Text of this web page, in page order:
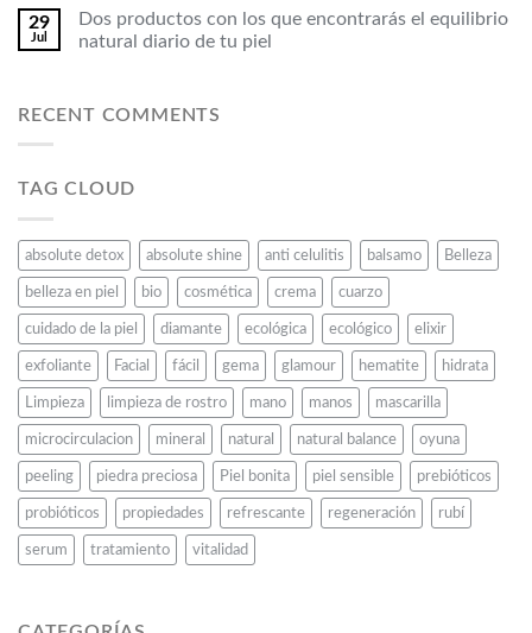
29
Jul
Dos productos con los que encontrarás el equilibrio
natural diario de tu piel
RECENT COMMENTS
TAG CLOUD
absolute detox absolute shine anti celulitis balsamo Belleza
belleza en piel bio cosmética crema cuarzo
cuidado de la piel diamante ecológica ecológico elixir
exfoliante Facial fácil gema glamour hematite hidrata
Limpieza limpieza de rostro mano manos mascarilla
microcirculacion mineral natural natural balance oyuna
peeling piedra preciosa Piel bonita piel sensible prebióticos
probióticos propiedades refrescante regeneración rubí
serum tratamiento vitalidad